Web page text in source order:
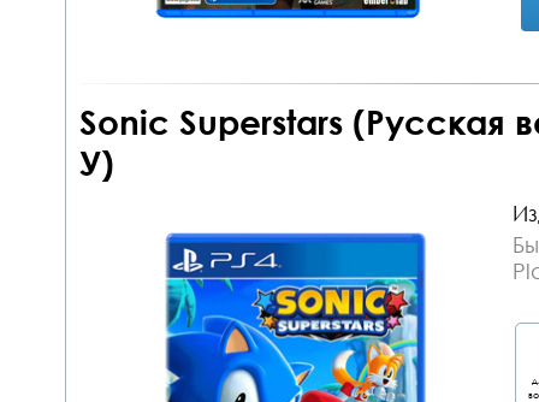
Sonic Superstars (Русская
У)